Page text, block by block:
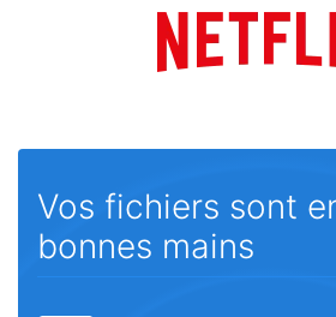
Vos fichiers sont
bonnes mains